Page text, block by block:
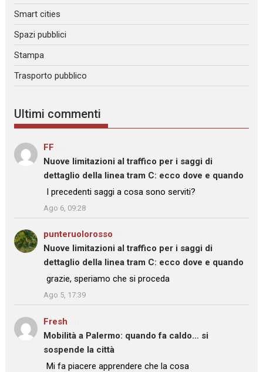
Smart cities
Spazi pubblici
Stampa
Trasporto pubblico
Ultimi commenti
FF
Nuove limitazioni al traffico per i saggi di
dettaglio della linea tram C: ecco dove e quando
: “I precedenti saggi a cosa sono serviti?
Ago 6, 09:28
punteruolorosso
Nuove limitazioni al traffico per i saggi di
dettaglio della linea tram C: ecco dove e quando
: “
grazie, speriamo che si proceda
”
Ago 5, 17:39
Fresh
Mobilità a Palermo: quando fa caldo… si
sospende la città
: “
Mi fa piacere apprendere che la cosa